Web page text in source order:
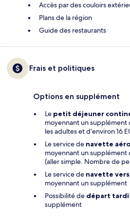
Accès par des couloirs
Plans de la région
Guide des restaurants
Frais et politiques
Options en supplément
Le petit déjeuner
moyennant un supplément
les adultes et d’environ 16
Le service de navette
moyennant un supplément
(aller simple. Nombre de
Le service de navette
moyennant un supplément
Possibilité de départ
supplément